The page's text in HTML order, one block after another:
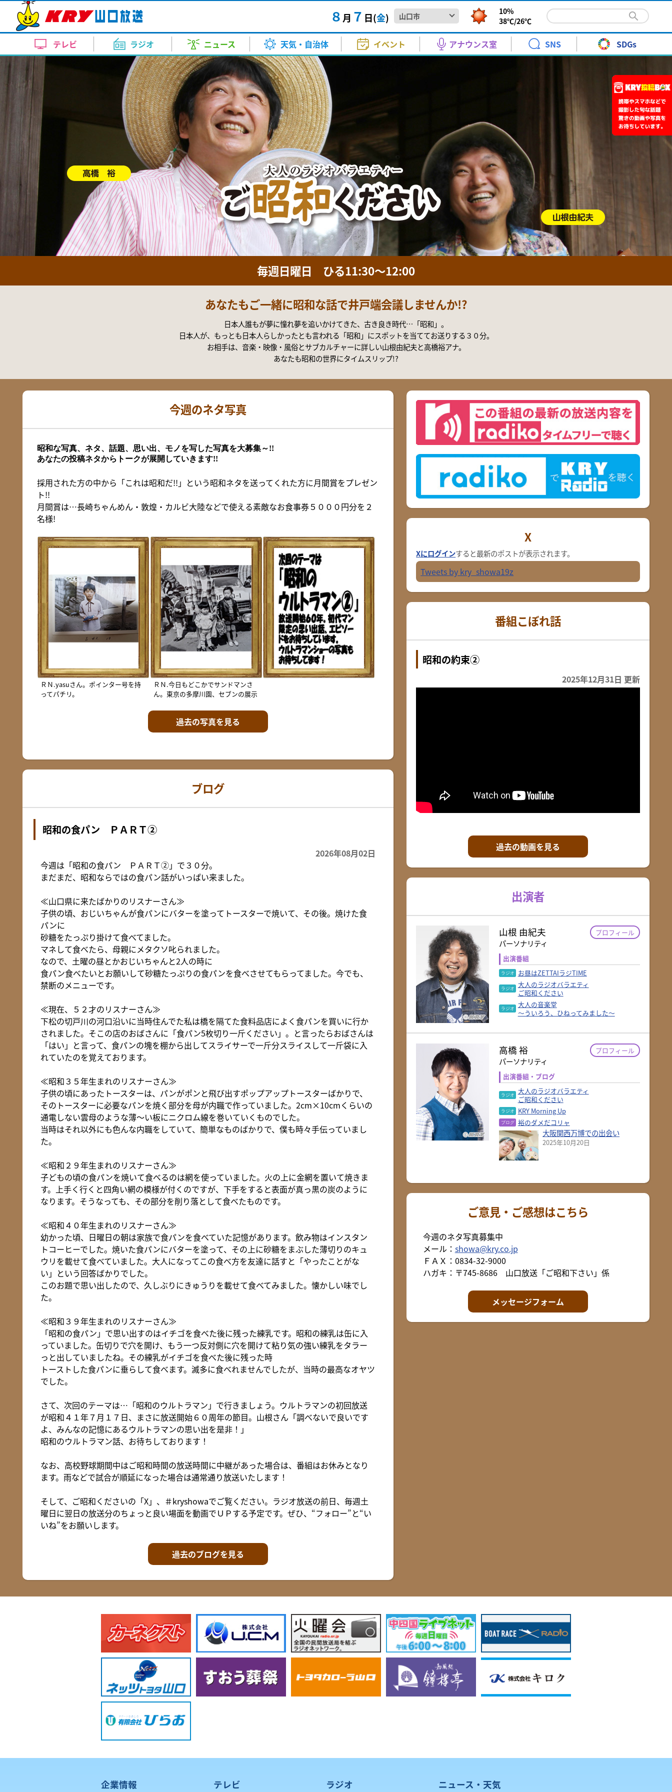
８ 月 ７ 日(金)
10%
38℃/26℃
テレビ
テレビトップ
スポーツ ドラマ・映画 バラエティー
KRYイチオシ番組
KRYの番組
あさ5:20～6:54
月～金
午後5:20頃～5:53（kry news every. 2
部内）
kry news every.
月～金
午後3:50～7:00
10keiちゃんねる
土曜日
よる10:54～11:00
わくわくサンデー
日曜日
あさ10:55～11:10
はつらつ山口っ子
日曜日
あさ10:55～11:10
元気創出！やまぐち
日曜日
あさ11:10～11:25
しものせき21
日曜日
午前11:50〜12:00
ちかくにいわくに
日曜日
午前10:55～11:10
ラジオ
ラジオトップ
お昼はZETTAIラジTIME
月～金 正午～ごご4:00
週刊ENJOYランニング
土曜日 あさ 7:30～7:45
どよーDA！
土曜日 あさ 9:00～正午
Happy☆Paradise
土曜日 正午～1:00
松村邦洋のＯＨ－！邦自慢
土曜日 ごご3:00～3:30
月曜日 ごご7:00～7:30[再]
土曜日 ごご 4:00～4:55
大人の音楽堂～ういろう、ひねってみま
した～
土曜日 夕方 5:00～5:30
きょうも、この街で
毎週土曜日 ごご5:30～5:45
なりカル！
土曜日 ごご 10:00～11:00
ご昭和ください
日曜日 あさ11:30～12:00
ちひろとみすゞTime
日曜日 午前 10:30～11:00
なりはたりき
日曜日 よる9：00～9：30
ニュース
ニューストップ
「AIが割安株の銘柄を選定する」SNS型投資詐欺で萩市の団体職
員（60代）が現金690万円をだましとられる
山口県萩市に住む60代の団体職員が現金690万円をだましとら...
2026.8.7 15:04
1万5000個の提灯が織りなす幻想的な世界 山口七夕ちょうちん
山口市で昨夜、山口七夕ちょうちんまつりが開催されました。1
2026.8.7 11:51
創部２年目で初の全国大会へ！社会人硬式野球チーム三和テクノ
イノベーション
社会人硬式野球チーム三和テクノイノベーションが周南市長を表
敬...
2026.8.7 11:50
【山口天気 朝刊8/7】台風13号が沖縄に最接近へ 山口県は「立
秋」でも耐え難い蒸し暑さ・瀬戸内側で高波注意
台風13号が沖縄に接近中です。県内は、この台風の直接の影響
2026.8.7 6:42
【地震】熊本で震度4の地震～山口県内でも震度2を観測 津波の
心配なし
気象庁によりますと午後7時49分ごろ、地震がありました。こ
の...
2026.8.6 20:00
天気・自治体
天気・自治体トップ
天気（きょう・あす）
近隣のお天気
今の気温（アメダス）
レーダー 土砂災害警戒情報
警報・注意報
洗濯情報 紫外線情報
紅葉情報
お肌乾燥情報
花粉情報 PM2.5予想
さくら情報
イベント
イベントトップ
コンサート・舞台 美術展 スポーツ 試写会
イベント情報
コンサート・舞台
【要事前予約】24時間テレビ49 ①番組生放送②ミニコンサー
ト・トークショー観覧者募集
2026年8月30日 ①11：30～(生放送) ②13：30～(ミニコンサー
ト)
イベント
【要事前予約】24時間テレビ49 KRYアナウンサー体験教室 参加
者募集
2026年8月30日 ［1回目］11:30～［2回目］14:00～
美術展
山口放送開局７０周年記念「金曜ロードショーとジブリ展」
2026年7月18日(土)～10月12日(月)
山口放送開局70周年記念10keiちゃんねる 10FAM MEETING
アナウンス室
アナウンス室トップ
内田 充咲 河野 康子
田中 泰平 中村 衣里
渡辺 三千彦 秋山 幸輝
榎本 まさひろ 北川 加寿美 小林 愛子
鈴木 久美
清家 律子 竹島 知江 原田 かおり
山本 恭子 山本 博子
SNS SDGs
テレビトップ
KRYの番組 報道 スポーツ ドラマ・映画 バラエティー 音楽 アニメ 情報と暮らし
青少年に見てもらいたい番組
新番組ラインナップ
KRYイチオシ番組
KRYの番組
らいふ
月～金
午後5:20頃～5:53（kry news every. 2
部内）
午後3:50～7:00
わくわくサンデー
日曜日
あさ10:55～11:10
はつらつ山口っ子
日曜日
あさ10:55～11:10
元気創出！やまぐち
あさ11:10～11:25
しものせき21
日曜日
午前11:50〜12:00
ちかくにいわくに
日曜日
午前10:55～11:10
ラジオトップ
KRY Morning Up
月～金 あさ 7:00～11:00
お昼はZETTAIラジTIME
月～金 正午～ごご4:00
KRYニュースジャンクション
月～金 夕方6:00～6:20
KRYエキサイトナイター
火～土曜日 ごご 6:20～9:00
週刊ENJOYランニング
土曜日 あさ 7:30～7:45
どよーDA！
土曜日 あさ 9:00～正午
大人の音楽堂～ういろう、ひねってみま
した～
土曜日 夕方 5:00～5:30
毎週土曜日 ごご5:30～5:45
ご昭和ください
日曜日 あさ11:30～12:00
ちひろとみすゞTime
日曜日 午前 10:30～11:00
なりはたりき
日曜日 よる9：00～9：30
ニューストップ
「AIが割安株の銘柄を選定する」SNS型投資詐欺で萩市の団体職
員（60代）が現金690万円をだましとられる
山口県萩市に住む60代の団体職員が現金690万円をだましとら...
2026.8.7 15:04
1万5000個の提灯が織りなす幻想的な世界 山口七夕ちょうちん
まつり 7日まで
山口市で昨夜、山口七夕ちょうちんまつりが開催されました。1
創部２年目で初の全国大会へ！社会人硬式野球チーム三和テクノ
イノベーション
社会人硬式野球チーム三和テクノイノベーションが周南市長を表
敬...
2026.8.7 11:50
【山口天気 朝刊8/7】台風13号が沖縄に最接近へ 山口県は「立
台風13号が沖縄に接近中です。県内は、この台風の直接の影響
2026.8.7 6:42
【地震】熊本で震度4の地震～山口県内でも震度2を観測 津波の
心配なし
気象庁によりますと午後7時49分ごろ、地震がありました。こ
の...
2026.8.6 20:00
天気・自治体トップ
ピンポイント天気 天気（きょう・あす） 気温（きょう・あす）
時系列予報
10日間天気
近隣のお天気 衛星画像
天気図
今の気温（アメダス）
レーダー
洗濯情報
花粉情報 PM2.5予想
イベントトップ
イベント コンサート・舞台 美術展 スポーツ 試写会 その他
イベント情報
コンサート・舞台
【要事前予約】24時間テレビ49 ①番組生放送②ミニコンサー
ト・トークショー観覧者募集
2026年8月30日 ①11：30～(生放送) ②13：30～(ミニコンサー
ト)
【要事前予約】24時間テレビ49 KRYアナウンサー体験教室 参加
美術展
山口放送開局７０周年記念「金曜ロードショーとジブリ展」
2026年7月18日(土)～10月12日(月)
イベント
山口放送開局70周年記念10keiちゃんねる 10FAM MEETING
2026
2026年10月3日(土)
イベント
KRY DANCE EVOLUTION 2026
2026年10月3日(土)
アナウンス室トップ
上田 奈央 内田 充咲 河野 康子 高橋 良
高橋 裕
竹重 雅則
田中 泰平 中村 衣里 成田 弘毅
野口 緒美
畑中 里咲
渡辺 三千彦 秋山 幸輝
榎本 まさひろ 北川 加寿美
清家 律子 竹島 知江
武藤 ひさこ
山本 恭子 山本 博子
毎週日曜日 ひる11:30～12:00
あなたもご一緒に昭和な話で井戸端会議しませんか!?
日本人誰もが夢に憧れ夢を追いかけてきた、古き良き時代…「昭和」。
日本人が、もっとも日本人らしかったとも言われる「昭和」にスポットを当ててお送りする３０分。
お相手は、音楽・映像・風俗とサブカルチャーに詳しい山根由紀夫と高橋裕アナ。
あなたも昭和の世界にタイムスリップ!?
今週のネタ写真
昭和な写真、ネタ、話題、思い出、モノを写した写真を大募集～!!
あなたの投稿ネタからトークが展開していきます!!
採用された方の中から「これは昭和だ!!」という昭和ネタを送ってくれた方に月間賞をプレゼン
ト!!
月間賞は…長崎ちゃんめん・敦煌・カルビ大陸などで使える素敵なお食事券５０００円分を２
名様!
ＲＮ.yasuさん。ポインター号を持
ってパチリ。
ＲＮ.今日もどこかでサンドマンさ
ん。東京の多摩川園、セブンの展示
過去の写真を見る
ブログ
昭和の食パン ＰＡＲＴ②
2026年08月02日
今週は「昭和の食パン ＰＡＲＴ②」で３０分。
まだまだ、昭和ならではの食パン話がいっぱい来ました。
≪山口県に来たばかりのリスナーさん≫
子供の頃、おじいちゃんが食パンにバターを塗ってトースターで焼いて、その後。焼けた食
パンに
砂糖をたっぷり掛けて食べてました。
マネして食べたら、母親にメタクソ叱られました。
なので、土曜の昼とかおじいちゃんと2人の時に
食パン食べたいとお願いして砂糖たっぷりの食パンを食べさせてもらってました。今でも、
禁断のメニューです。
≪現在、５２才のリスナーさん≫
下松の切戸川の河口沿いに当時住んでた私は橋を隔てた食料品店によく食パンを買いに行か
されました。そこの店のおばさんに「食パン5枚切り一斤ください」。と言ったらおばさんは
「はい」と言って、食パンの塊を棚から出してスライサーで一斤分スライスして一斤袋に入
れていたのを覚えております。
≪昭和３５年生まれのリスナーさん≫
子供の頃にあったトースターは、パンがポンと飛び出すポップアップトースターばかりで、
そのトースターに必要なパンを焼く部分を母が内職で作っていました。2cm×10cmくらいの
通電しない雲母のような薄～い板にニクロム線を巻いていくものでした。
当時はそれ以外にも色んな内職をしていて、簡単なものばかりで、僕も時々手伝っていまし
た。
≪昭和２９年生まれのリスナーさん≫
子どもの頃の食パンを焼いて食べるのは網を使っていました。火の上に金網を置いて焼きま
す。上手く行くと四角い網の模様が付くのですが、下手をすると表面が真っ黒の炭のように
なります。そうなっても、その部分を削り落として食べたものです。
≪昭和４０年生まれのリスナーさん≫
幼かった頃、日曜日の朝は家族で食パンを食べていた記憶があります。飲み物はインスタン
トコーヒーでした。焼いた食パンにバターを塗って、その上に砂糖をまぶした薄切りのキュ
ウリを載せて食べていました。大人になってこの食べ方を友達に話すと「やったことがな
い」という回答ばかりでした。
このお題で思い出したので、久しぶりにきゅうりを載せて食べてみました。懐かしい味でし
た。
≪昭和３９年生まれのリスナーさん≫
「昭和の食パン」で思い出すのはイチゴを食べた後に残った練乳です。昭和の練乳は缶に入
っていました。缶切りで穴を開け、もう一つ反対側に穴を開けて粘り気の強い練乳をタラー
っと出していましたね。その練乳がイチゴを食べた後に残った時
トーストした食パンに垂らして食べます。滅多に食べれませんでしたが、当時の最高なオヤツ
でした。
さて、次回のテーマは…「昭和のウルトラマン」で行きましょう。ウルトラマンの初回放送
が昭和４１年７月１７日、まさに放送開始６０周年の節目。山根さん「調べないで良いです
よ、みんなの記憶にあるウルトラマンの思い出を是非！」
昭和のウルトラマン話、お待ちしております！
なお、高校野球期間中はご昭和時間の放送時間に中継があった場合は、番組はお休みとなり
ます。雨などで試合が順延になった場合は通常通り放送いたします！
そして、ご昭和くださいの「X」、＃kryshowaでご覧ください。ラジオ放送の前日、毎週土
曜日に翌日の放送分のちょっと良い場面を動画でＵＰする予定です。ぜひ、“フォロー”と“い
いね”をお願いします。
過去のブログを見る
X
Xにログインすると最新のポストが表示されます。
Tweets by kry_showa19z
番組こぼれ話
昭和の約束②
2025年12月31日 更新
過去の動画を見る
出演者
山根 由紀夫
パーソナリティ
プロフィール
出演番組
お昼はZETTAIラジTIME
大人のラジオバラエティ
ご昭和ください
大人の音楽堂
～ういろう、ひねってみました～
高橋 裕
パーソナリティ
プロフィール
出演番組・ブログ
大人のラジオバラエティ
ご昭和ください
KRY Morning Up
裕のダメだコリャ
大阪関西万博での出会い
2025年10月20日
ご意見・ご感想はこちら
今週のネタ写真募集中
メール： showa@kry.co.jp
ＦＡＸ：0834-32-9000
ハガキ：〒745-8686 山口放送「ご昭和下さい」係
メッセージフォーム
企業情報 テレビ ラジオ ニュース・天気